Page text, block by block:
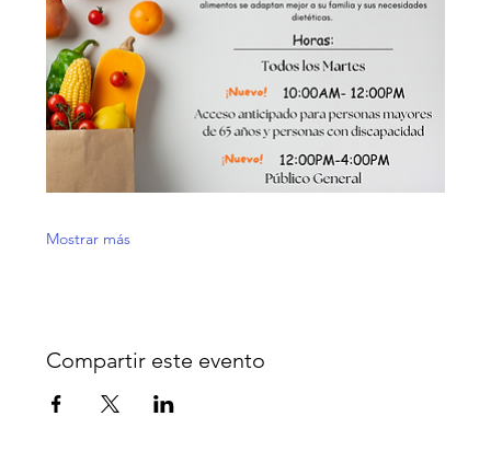
Mostrar más
Compartir este evento